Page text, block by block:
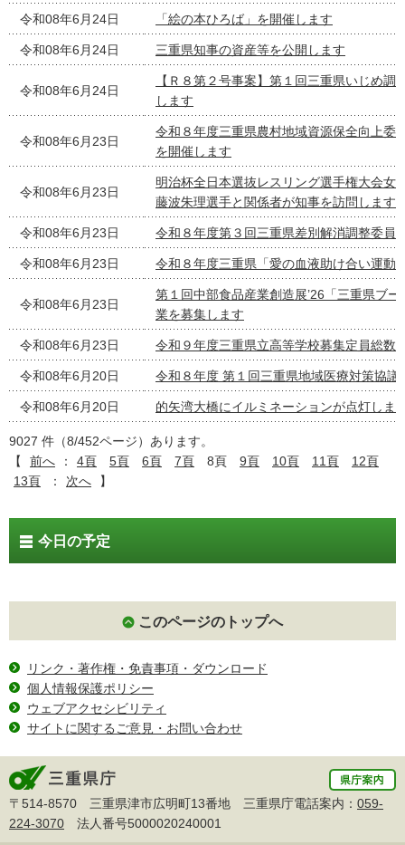
令和08年6月24日 「絵の本ひろば」を開催します
令和08年6月24日 三重県知事の資産等を公開します
令和08年6月24日
【Ｒ８第２号事案】第１回三重県いじめ調
します
令和08年6月23日
令和８年度三重県農村地域資源保全向上委
を開催します
令和08年6月23日
明治杯全日本選抜レスリング選手権大会女
藤波朱理選手と関係者が知事を訪問します
令和08年6月23日 令和８年度第３回三重県差別解消調整委員
令和08年6月23日 令和８年度三重県「愛の血液助け合い運動
令和08年6月23日
第１回中部食品産業創造展’26「三重県ブ
業を募集します
令和08年6月23日 令和９年度三重県立高等学校募集定員総数
令和08年6月20日 令和８年度 第１回三重県地域医療対策協議
令和08年6月20日 的矢湾大橋にイルミネーションが点灯しま
9027 件（8/452ページ）あります。
【
前へ ： 4頁 5頁 6頁 7頁 8頁 9頁 10頁 11頁
12頁
13頁
： 次へ 】
今日の予定
このページのトップへ
リンク・著作権・免責事項・ダウンロード
個人情報保護ポリシー
ウェブアクセシビリティ
サイトに関するご意見・お問い合わせ
〒514-8570 三重県津市広明町13番地 三重県庁電話案内： 059-
224-3070 法人番号5000020240001